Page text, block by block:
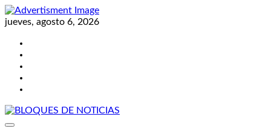
Skip
to
jueves, agosto 6, 2026